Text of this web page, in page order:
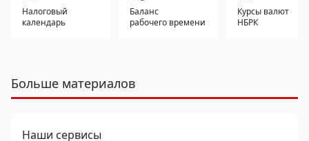
Налоговый
календарь
Баланс
рабочего времени
Курсы валют
НБРК
Больше материалов
Наши сервисы